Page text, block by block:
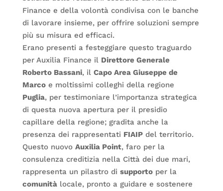
Finance e della volontà condivisa con le banche
di lavorare insieme, per offrire soluzioni sempre
più su misura ed efficaci.
Erano presenti a festeggiare questo traguardo
per Auxilia Finance il Direttore Generale
Roberto Bassani, il Capo Area Giuseppe de
Marcoe moltissimi colleghi della regione
Puglia, per testimoniare l’importanza strategica
di questa nuova apertura per il presidio
capillare della regione; gradita anche la
presenza dei rappresentati FIAIPdel territorio.
Questo nuovo Auxilia Point, faro per la
consulenza creditizia nella Città dei due mari,
rappresenta un pilastro di supportoper la
comunitàlocale, pronto a guidare e sostenere